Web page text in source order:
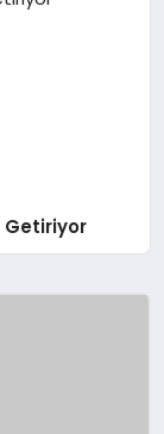
Getiriyor